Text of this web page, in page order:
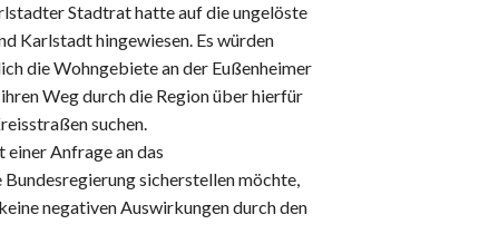
Stadtrat hatte auf die ungelöste
Karlstadt hingewiesen. Es würden
die Wohngebiete an der Eußenheimer
Weg durch die Region über hierfür
suchen.
einer Anfrage an das
sicherstellen möchte,
negativen Auswirkungen durch den